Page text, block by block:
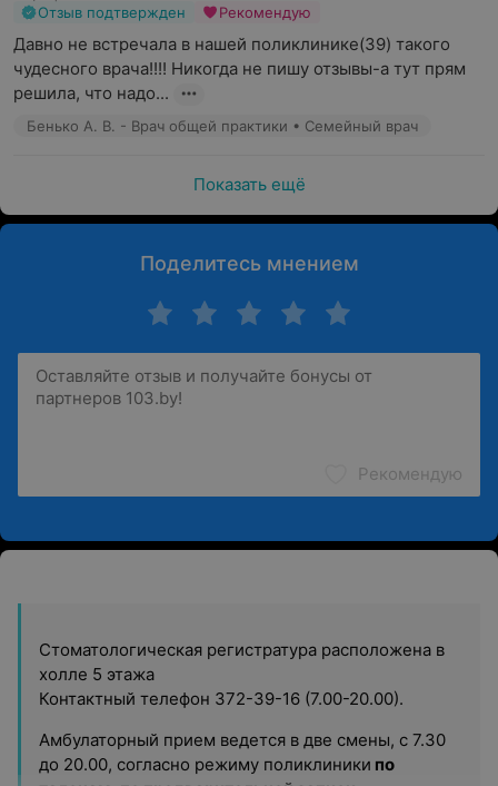
Отзыв подтвержден Рекомендую
Давно не встречала в нашей поликлинике(39) такого
чудесного врача!!!! Никогда не пишу отзывы-а тут прям
решила, что надо...
Бенько А. В. - Врач общей практики • Семейный врач
Показать ещё
Поделитесь мнением
Рекомендую
Стоматологическая регистратура расположена в
холле 5 этажа
Контактный телефон 372-39-16 (7.00-20.00).
Амбулаторный прием ведется в две смены, с 7.30
до 20.00, согласно режиму поликлиники по